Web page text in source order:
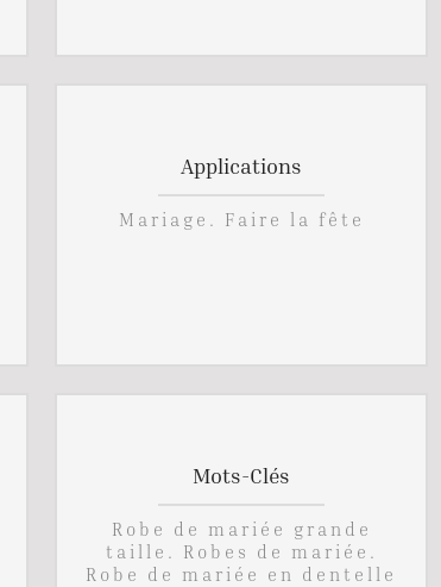
Applications
Mariage. Faire la fête
Mots-Clés
Robe de mariée grande
taille. Robes de mariée.
Robe de mariée en dentelle